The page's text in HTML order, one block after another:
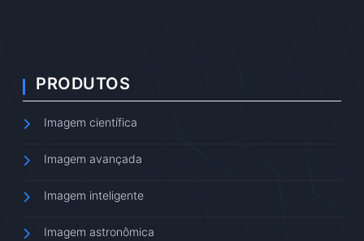
PRODUTOS
Imagem científica
Imagem avançada
Imagem inteligente
Imagem astronômica